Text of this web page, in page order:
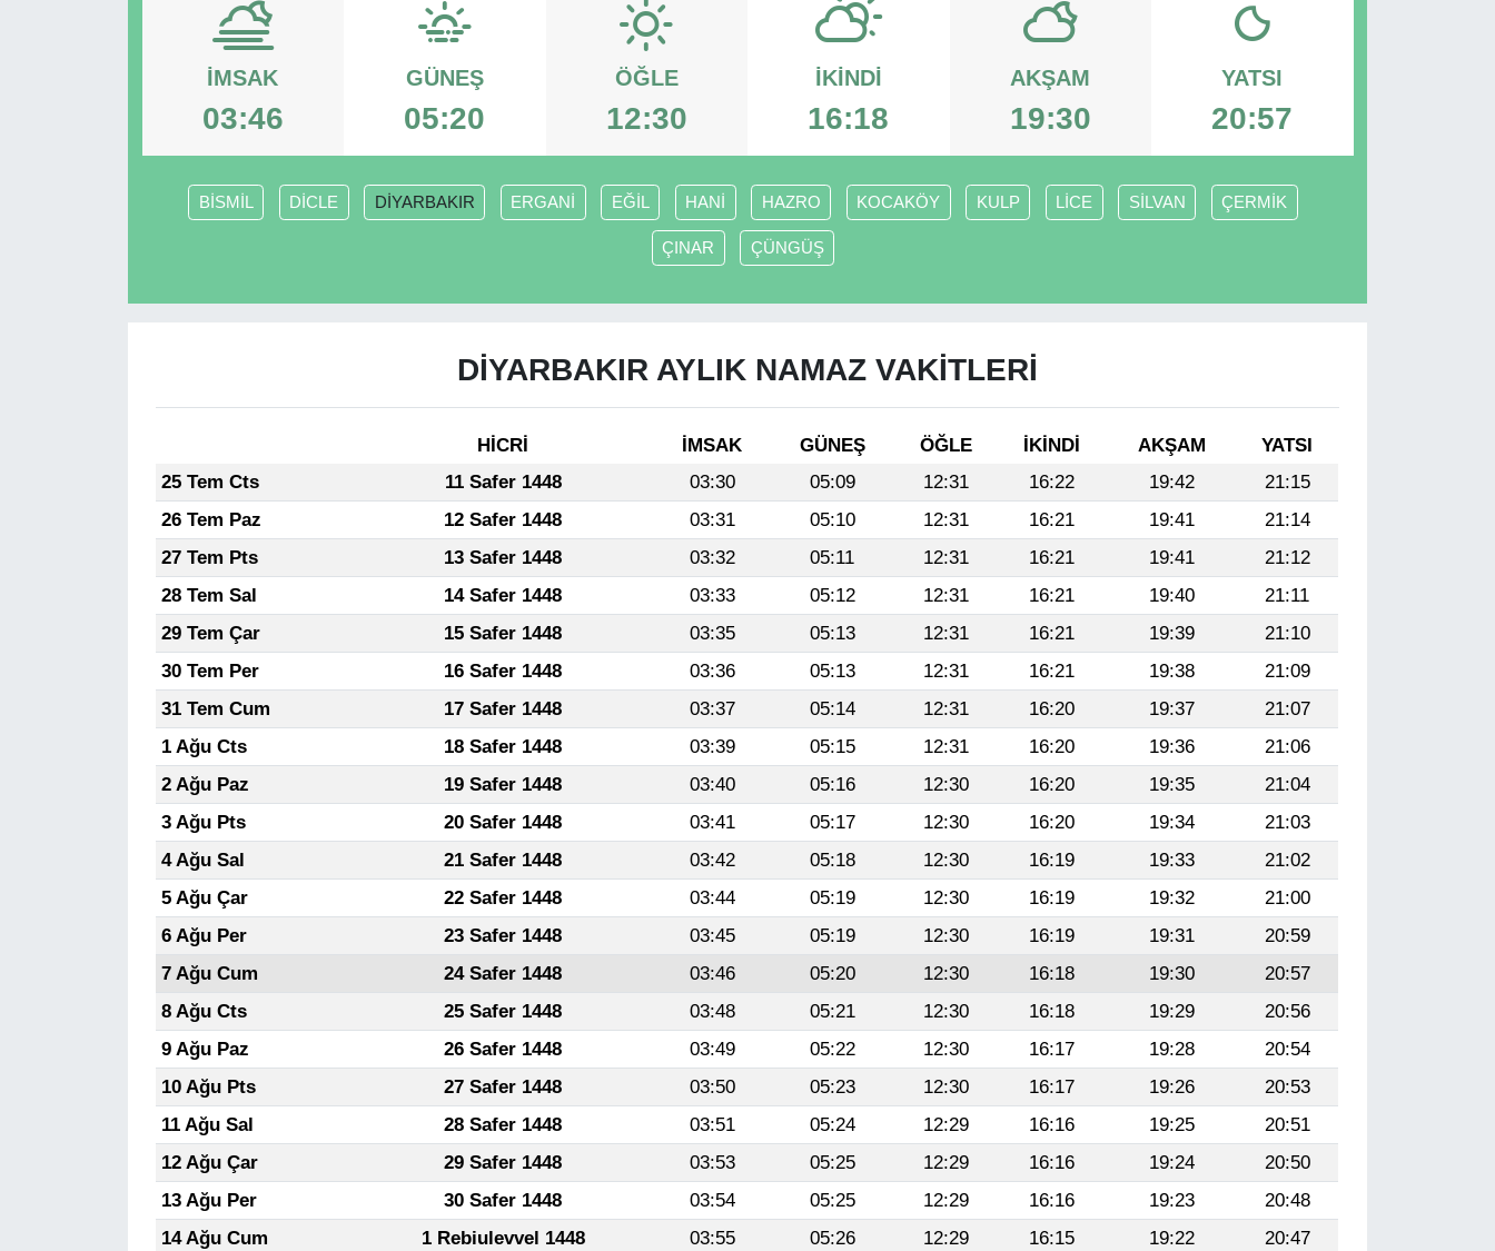
İMSAK
03:46
GÜNEŞ
05:20
ÖĞLE
12:30
İKINDI
16:18
AKŞAM
19:30
YATSI
20:57
BİSMİL DİCLE DİYARBAKIR ERGANİ EĞİL HANİ HAZRO KOCAKÖY KULP LİCE SİLVAN ÇERMİK
ÇINAR ÇÜNGÜŞ
DİYARBAKIR AYLIK NAMAZ VAKITLERI
HİCRİ İMSAK GÜNEŞ ÖĞLE İKINDI AKŞAM
YATSI
25 Tem Cts
11 Safer 1448 03:30 05:09 12:31 16:22 19:42
21:15
26 Tem Paz
12 Safer 1448 03:31 05:10 12:31 16:21 19:41
21:14
27 Tem Pts
13 Safer 1448 03:32 05:11 12:31 16:21 19:41
21:12
28 Tem Sal
14 Safer 1448 03:33 05:12 12:31 16:21 19:40
21:11
29 Tem Çar
15 Safer 1448 03:35 05:13 12:31 16:21 19:39
21:10
30 Tem Per
16 Safer 1448 03:36 05:13 12:31 16:21 19:38
21:09
31 Tem Cum
17 Safer 1448 03:37 05:14 12:31 16:20 19:37
21:07
1 Ağu Cts
18 Safer 1448 03:39 05:15 12:31 16:20 19:36
21:06
2 Ağu Paz
19 Safer 1448 03:40 05:16 12:30 16:20 19:35
21:04
3 Ağu Pts
20 Safer 1448 03:41 05:17 12:30 16:20 19:34
21:03
4 Ağu Sal
21 Safer 1448 03:42 05:18 12:30 16:19 19:33
21:02
5 Ağu Çar
22 Safer 1448 03:44 05:19 12:30 16:19 19:32
21:00
6 Ağu Per
23 Safer 1448 03:45 05:19 12:30 16:19 19:31
20:59
7 Ağu Cum
24 Safer 1448 03:46 05:20 12:30 16:18 19:30
20:57
8 Ağu Cts
25 Safer 1448 03:48 05:21 12:30 16:18 19:29
20:56
9 Ağu Paz
26 Safer 1448 03:49 05:22 12:30 16:17 19:28
20:54
10 Ağu Pts
27 Safer 1448 03:50 05:23 12:30 16:17 19:26
20:53
11 Ağu Sal
28 Safer 1448 03:51 05:24 12:29 16:16 19:25
20:51
12 Ağu Çar
29 Safer 1448 03:53 05:25 12:29 16:16 19:24
20:50
13 Ağu Per
30 Safer 1448 03:54 05:25 12:29 16:16 19:23
20:48
14 Ağu Cum
1 Rebiulevvel 1448 03:55 05:26 12:29 16:15 19:22
20:47